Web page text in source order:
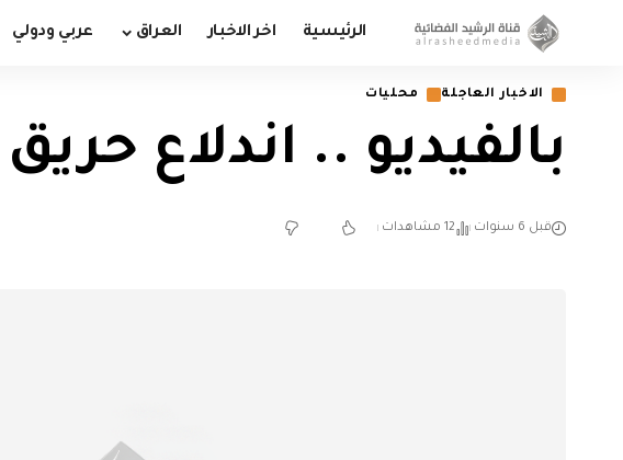
الرئيسية اخر الاخبار العراق عربي ودولي
الاخبار العاجلة محليات
بالفيديو .. اندلاع
قبل 6 سنوات 12 مشاهدات